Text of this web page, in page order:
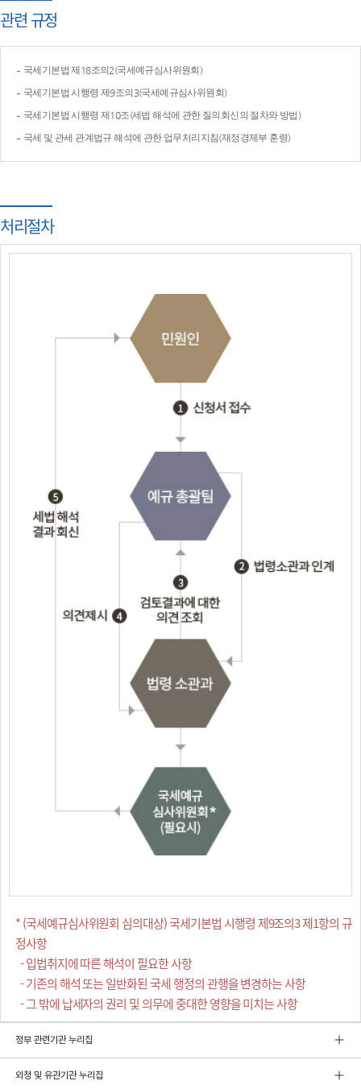
관련 규정
국세기본법 제18조의2(국세예규심사위원회)
국세기본법 시행령 제9조의3(국세예규심사위원회)
국세기본법 시행령 제10조(세법 해석에 관한 질의회신의 절차와 방법)
국세 및 관세 관계법규 해석에 관한 업무처리지침(재정경제부 훈령)
처리절차
* (국세예규심사위원회 심의대상) 국세기본법 시행령 제9조의3 제1항의 규
정사항
- 입법취지에 따른 해석이 필요한 사항
- 기존의 해석 또는 일반화된 국세 행정의 관행을 변경하는 사항
- 그 밖에 납세자의 권리 및 의무에 중대한 영향을 미치는 사항
정부 관련기관 누리집
외청 및 유관기관 누리집